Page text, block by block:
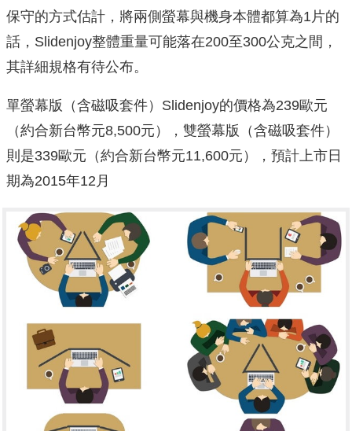
保守的方式估計，將兩側螢幕與機身本體都算為1片的
話，Slidenjoy整體重量可能落在200至300公克之間，
其詳細規格有待公布。
單螢幕版（含磁吸套件）Slidenjoy的價格為239歐元
（約合新台幣元8,500元），雙螢幕版（含磁吸套件）
則是339歐元（約合新台幣元11,600元），預計上市日
期為2015年12月